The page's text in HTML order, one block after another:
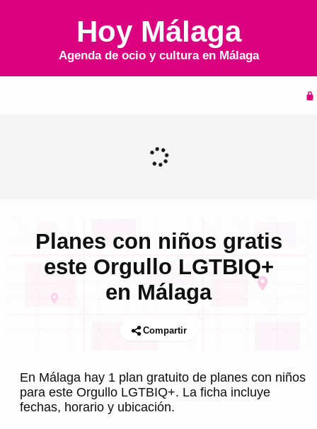
Hoy Málaga
Agenda de ocio y cultura en Málaga
Planes con niños gratis
este Orgullo LGTBIQ+
en Málaga
Compartir
En Málaga hay 1 plan gratuito de planes con niños
para este Orgullo LGTBIQ+. La ficha incluye
fechas, horario y ubicación.